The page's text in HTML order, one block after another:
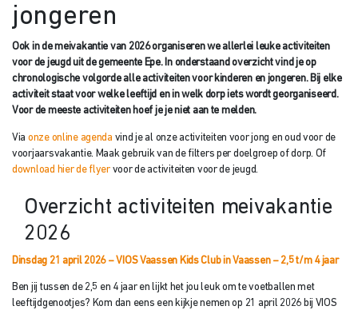
jongeren
Ook in de meivakantie van 2026 organiseren we allerlei leuke activiteiten
voor de jeugd uit de gemeente Epe. In onderstaand overzicht vind je op
chronologische volgorde alle activiteiten voor kinderen en jongeren. Bij elke
activiteit staat voor welke leeftijd en in welk dorp iets wordt georganiseerd.
Voor de meeste activiteiten hoef je je niet aan te melden.
Via onze online agenda vind je al onze activiteiten voor jong en oud voor de
voorjaarsvakantie. Maak gebruik van de filters per doelgroep of dorp. Of
download hier de flyervoor de activiteiten voor de jeugd.
Overzicht activiteiten meivakantie
2026
Dinsdag 21 april 2026 – VIOS Vaassen Kids Club in Vaassen – 2,5 t/m 4 jaar
Ben jij tussen de 2,5 en 4 jaar en lijkt het jou leuk om te voetballen met
leeftijdgenootjes? Kom dan eens een kijkje nemen op 21 april 2026 bij VIOS